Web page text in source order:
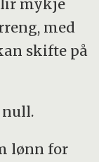
mykje
med
skifte på
null.
lønn for